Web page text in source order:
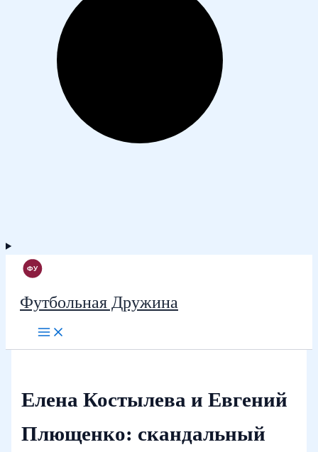
Футбольная Дружина
Елена Костылева и Евгений
Плющенко: скандальный